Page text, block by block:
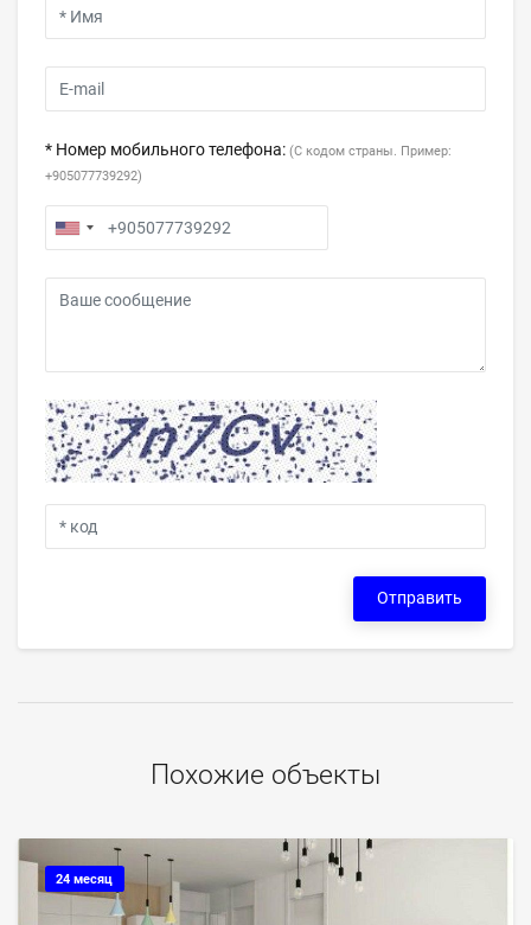
* Номер мобильного телефона: (С кодом страны. Пример:
+905077739292)
Отправить
Похожие объекты
24 месяц